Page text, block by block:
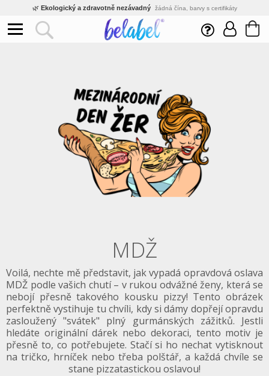
🌿 Ekologický a zdravotně nezávadný žádná čína, barvy s certifikáty
Inovativní výroba vlastní vývoj, nejnovější technologie
Rychlé dodání expedujeme do 24h
Český eshop s tradicí od roku 2010
MDŽ
Voilá, nechte mě představit, jak vypadá opravdová oslava
MDŽ podle vašich chutí – v rukou odvážné ženy, která se
nebojí přesně takového kousku pizzy! Tento obrázek
perfektně vystihuje tu chvíli, kdy si dámy dopřejí opravdu
zasloužený "svátek" plný gurmánských zážitků. Jestli
hledáte originální dárek nebo dekoraci, tento motiv je
přesně to, co potřebujete. Stačí si ho nechat vytisknout
na tričko, hrníček nebo třeba polštář, a každá chvíle se
stane pizzatastickou oslavou!